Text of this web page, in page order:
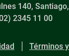
140,
2345 11 00
Términos